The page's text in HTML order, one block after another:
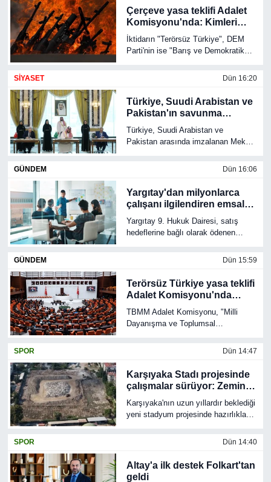
sürecinde aktif rol üstlenirken,
Dışişleri Bakanı Hakan Fidan'ın
temasları ve Ankara'da
gerçekleştirilen kritik görüşmeler
dikkat çekti.
Çerçeve yasa teklifi Adalet
Komisyonu'nda: Kimleri
kapsıyor, hangi şartlar
aranacak?
İktidarın "Terörsüz Türkiye", DEM
Parti'nin ise "Barış ve Demokratik
hukuki altyapısını oluşturacak 12
Toplumsal Bütünleşmenin
Güçlendirilmesine Dair Kanun
Teklifi", bugün TBMM Adalet
Komisyonu'nda görüşülmeye
başlandı. Genel af niteliği taşımadığı
getirilmesi halinde soruşturma,
ilişkin yeni düzenlemeler getiriyor.
SİYASET Dün 16:20
Türkiye, Suudi Arabistan ve
Pakistan'ın savunma
ittifakında ayrıntılar belli
oldu
Türkiye, Suudi Arabistan ve
Pakistan arasında imzalanan Mekke
detayları netleşti. Ortak savunma,
güçlendirmeyi hedefleyen
anlaşmada dikkat çeken maddeler
yer aldı.
GÜNDEM Dün 16:06
Yargıtay'dan milyonlarca
çalışanı ilgilendiren emsal
karar: Artık tazminata
eklenecek
Yargıtay 9. Hukuk Dairesi, satış
hedeflerine bağlı olarak ödenen
dikkate alınması gerektiğine
ay aynı tutarda ödenmemesi veya
yalnızca belirli dönemlerde
verilmesi, tazminat hesabına dahil
edilmesine engel olmayacak.
GÜNDEM Dün 15:59
Terörsüz Türkiye yasa teklifi
Adalet Komisyonu'nda
görüşülüyor
TBMM Adalet Komisyonu, "Milli
Dayanışma ve Toplumsal
Dair Kanun Teklifi"ni görüşmek
alınan düzenlemenin ardından
teklifin TBMM Genel Kurulu'nun
gündemine gelmesi bekleniyor.
SPOR Dün 14:47
Karşıyaka Stadı projesinde
çalışmalar sürüyor: Zemin
etüdü süreci başladı
Karşıyaka'nın uzun yıllardır beklediği
yeni stadyum projesinde hazırlıklar
Belediyesi, teknik ve idari süreçlerin
açıklarken, projenin mimarı Bahadır
Kul da zemin etütlerinden uygulama
SPOR Dün 14:40
Altay'a ilk destek Folkart'tan
geldi